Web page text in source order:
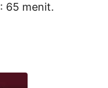
: 65 menit.